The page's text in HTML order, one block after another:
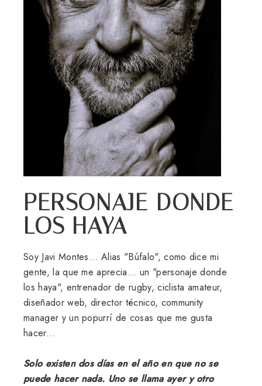
PERSONAJE DONDE
LOS HAYA
Soy Javi Montes... Alias "Búfalo", como dice mi
gente, la que me aprecia... un "personaje donde
los haya", entrenador de rugby, ciclista amateur,
diseñador web, director técnico, community
manager y un popurrí de cosas que me gusta
hacer...
Solo existen dos días en el año en que no se
puede hacer nada. Uno se llama ayer y otro